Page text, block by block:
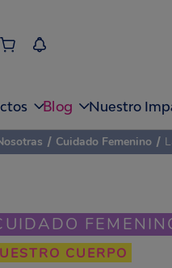
Blog Nuestro
CUERPO
/ Cuidado Femenino /